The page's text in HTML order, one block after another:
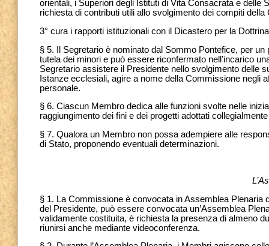
orientali, i Superiori degli Istituti di Vita Consacrata e delle
richiesta di contributi utili allo svolgimento dei compiti
3° cura i rapporti istituzionali con il Dicastero per la
§ 5. Il Segretario è nominato dal Sommo Pontefice, per
tutela dei minori e può essere riconfermato nell’incarico
Segretario assistere il Presidente nello svolgimento delle
Istanze ecclesiali, agire a nome della Commissione negli
personale.
§ 6. Ciascun Membro dedica alle funzioni svolte nelle
raggiungimento dei fini e dei progetti adottati
§ 7. Qualora un Membro non possa adempiere alle
di Stato, proponendo eventuali determinazioni.
§ 1. La Commissione è convocata in Assemblea Plenaria
del Presidente, può essere convocata un’Assemblea
validamente costituita, è richiesta la presenza di almeno
riunirsi anche mediante videoconferenza.